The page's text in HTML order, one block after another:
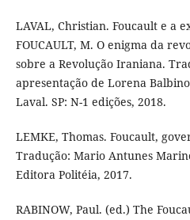
LAVAL, Christian. Foucault e a
FOUCAULT, M. O enigma da
sobre a Revolução Iraniana.
apresentação de Lorena
Laval. SP: N-1 edições, 2018.
LEMKE, Thomas. Foucault,
Tradução: Mario Antunes
Editora Politéia, 2017.
RABINOW, Paul. (ed.) The